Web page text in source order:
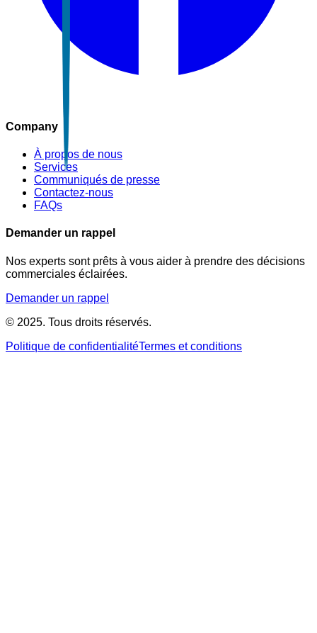
Company
À propos de nous
Services
Communiqués de presse
Contactez-nous
FAQs
Demander un rappel
Nos experts sont prêts à vous aider à prendre des décisions
commerciales éclairées.
Demander un rappel
© 2025. Tous droits réservés.
Politique de confidentialitéTermes et conditions